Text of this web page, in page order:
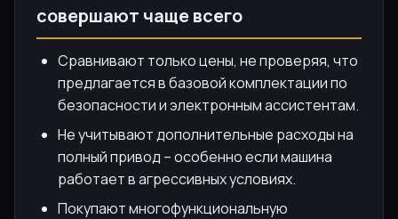
совершают чаще всего
Сравнивают только цены, не проверяя, что
предлагается в базовой комплектации по
безопасности и электронным ассистентам.
Не учитывают дополнительные расходы на
полный привод – особенно если машина
работает в агрессивных условиях.
Покупают многофункциональную